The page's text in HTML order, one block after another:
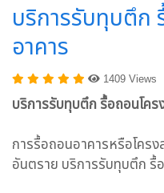
บริการรับทุบตึก
อาคาร
1409 Views
บริการรับทุบตึก รื้อถอนโคร
การรื้อถอนอาคารหรือโคร
อันตราย บริการรับทุบตึก รื้